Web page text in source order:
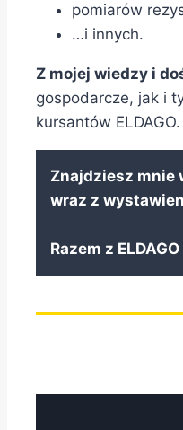
pomiarów
…i innych.
Z mojej wiedzy i
gospodarcze, jak i
kursantów ELDAGO.
Znajdziesz mnie
wraz z
Razem z